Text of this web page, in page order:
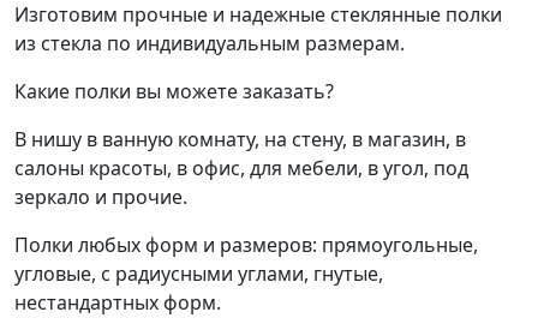
Изготовим прочные и надежные стеклянные полки
из стекла по индивидуальным размерам.
Какие полки вы можете заказать?
В нишу в ванную комнату, на стену, в магазин, в
салоны красоты, в офис, для мебели, в угол, под
зеркало и прочие.
Полки любых форм и размеров: прямоугольные,
угловые, с радиусными углами, гнутые,
нестандартных форм.